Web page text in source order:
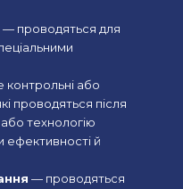
— проводяться для
контрольні або
проводяться після
технологію
ефективності й
— проводяться